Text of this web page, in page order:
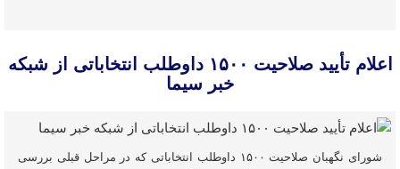
اعلام تأیید صلاحیت ۱۵۰۰ داوطلب انتخاباتی از شبکه
خبر سیما
شورای نگهبان صلاحیت ۱۵۰۰ داوطلب انتخاباتی که در مراحل قبلی بررسی